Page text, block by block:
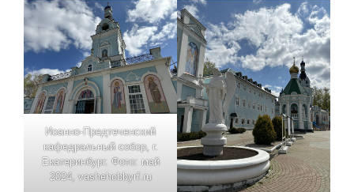
Иоанно-Предтеченский
кафедральный собор, г.
Екатеринбург. Фото: май
2024, vashehobbyrf.ru